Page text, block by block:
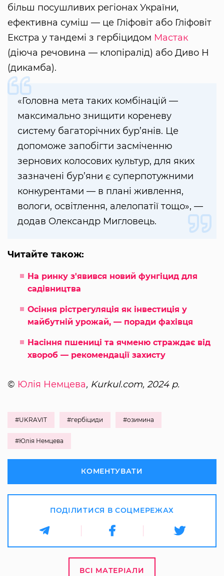
більш посушливих регіонах України,
ефективна суміш — це Гліфовіт або Гліфовіт
Екстра у тандемі з гербіцидом Мастак
(діюча речовина — клопіралід) або Диво Н
(дикамба).
«Головна мета таких комбінацій —
максимально знищити кореневу
систему багаторічних бур’янів. Це
допоможе запобігти засміченню
зернових колосових культур, для яких
зазначені бур’яни є суперпотужними
конкурентами — в плані живлення,
вологи, освітлення, алелопатії тощо», —
додав Олександр Мигловець.
Читайте також:
На ринку з'явився новий фунгіцид для
садівництва
Осіння рістрегуляція як інвестиція у
майбутній урожай, — поради фахівця
Насіння пшениці та ячменю страждає від
хвороб — рекомендації захисту
© Юлія Немцева, Kurkul.com, 2024 р.
#UKRAVIT #гербіциди #озимина
#Юлія Немцева
КОМЕНТУВАТИ
ПОДІЛИТИСЯ В СОЦМЕРЕЖАХ
ВСІ МАТЕРІАЛИ